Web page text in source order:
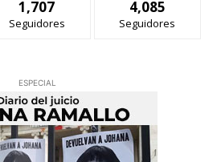
1,707
Seguidores
4,085
Seguidores
ESPECIAL